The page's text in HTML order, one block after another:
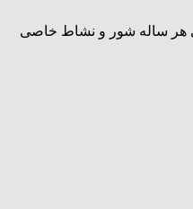
هر ساله شور و نشاط خاصی